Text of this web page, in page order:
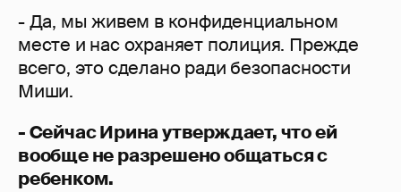
- Да, мы живем в конфиденциальном
месте и нас охраняет полиция. Прежде
всего, это сделано ради безопасности
Миши.
- Сейчас Ирина утверждает, что ей
вообще не разрешено общаться с
ребенком.